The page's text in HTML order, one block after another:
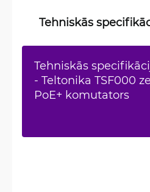
Tehniskās
Tehniskās
- Teltonika TSF000
PoE+ komutators